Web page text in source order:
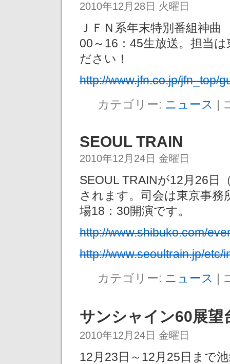
2010年12月28日 火曜日
ＪＦＮ系年末特別番組神
00～16：45生放送。担当
ださい！
http://www.jfn.co.jp/jfn_top/
カテゴリー: ニュース |
SEOUL TRAIN
2010年12月24日 金曜日
SEOUL TRAINが12月26日
されます。司会は東京事
場18：30開演です。
http://www.shibuko.com/
http://www.seoultrain.jp/etc/
カテゴリー: ニュース |
サンシャイン60展
2010年12月24日 金曜日
12月23日～12月25日まで